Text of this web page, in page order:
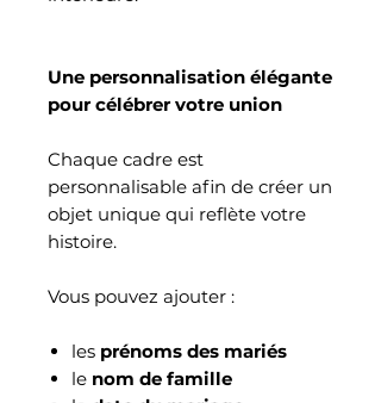
Une personnalisation élégante
pour célébrer votre union
Chaque cadre est
personnalisable afin de créer un
objet unique qui reflète votre
histoire.
Vous pouvez ajouter :
les prénoms des mariés
le nom de famille